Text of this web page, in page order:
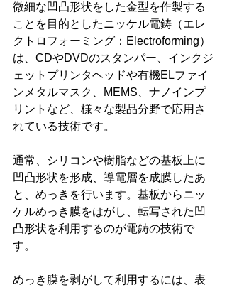
微細な凹凸形状をした金型を作製する
ことを目的としたニッケル電鋳（エレ
クトロフォーミング：Electroforming）
は、CDやDVDのスタンパー、インクジ
ェットプリンタヘッドや有機ELファイ
ンメタルマスク、MEMS、ナノインプ
リントなど、様々な製品分野で応用さ
れている技術です。
通常、シリコンや樹脂などの基板上に
凹凸形状を形成、導電層を成膜したあ
と、めっきを行います。基板からニッ
ケルめっき膜をはがし、転写された凹
凸形状を利用するのが電鋳の技術で
す。
めっき膜を剥がして利用するには、表